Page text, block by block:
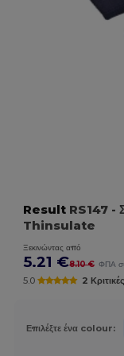
Result RS147 -
Thinsulate
Ξεκινώντας από
5.21 €8.10 € ΦΠΑ
5.0 2 Κριτικές
Επιλέξτε ένα colour: